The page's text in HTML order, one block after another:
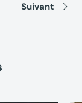
Suivant